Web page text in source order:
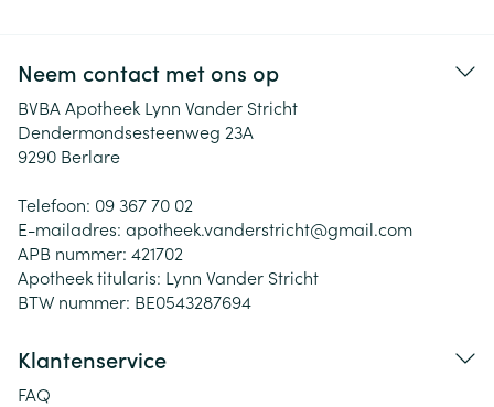
Neem contact met ons op
BVBA Apotheek Lynn Vander Stricht
Dendermondsesteenweg 23A
9290 Berlare
Telefoon: 09 367 70 02
E-mailadres: apotheek.vanderstricht@gmail.com
APB nummer: 421702
Apotheek titularis: Lynn Vander Stricht
BTW nummer: BE0543287694
Klantenservice
FAQ